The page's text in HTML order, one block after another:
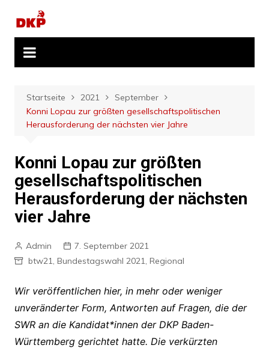
Inhalt
springen
Startseite 2021
September
Konni Lopau zur größten gesellschaftspolitischen
Herausforderung der nächsten vier Jahre
Konni Lopau zur größten
gesellschaftspolitischen
Herausforderung der nächsten
vier Jahre
Admin
7. September 2021
btw21, Bundestagswahl 2021, Regional
Wir veröffentlichen hier, in mehr oder weniger
unveränderter Form, Antworten auf Fragen, die der
SWR an die Kandidat*innen der DKP Baden-
Württemberg gerichtet hatte. Die verkürzten